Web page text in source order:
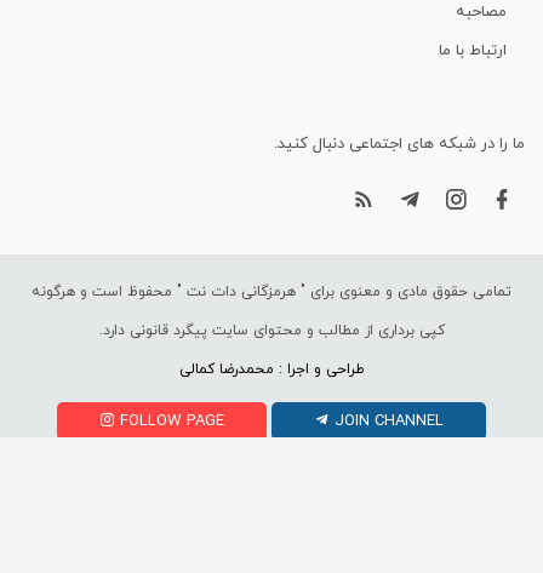
مصاحبه
ارتباط با ما
ما را در شبکه های اجتماعی دنبال کنید.
تمامی حقوق مادی و معنوی برای " هرمزگانی دات نت " محفوظ است و هرگونه
کپی برداری از مطالب و محتوای سایت پیگرد قانونی دارد.
طراحی و اجرا : محمدرضا کمالی
FOLLOW PAGE JOIN CHANNEL